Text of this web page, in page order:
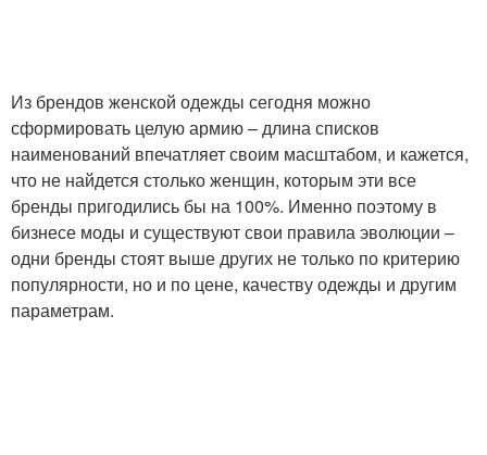
Из брендов женской одежды сегодня можно
сформировать целую армию – длина списков
наименований впечатляет своим масштабом, и кажется,
что не найдется столько женщин, которым эти все
бренды пригодились бы на 100%. Именно поэтому в
бизнесе моды и существуют свои правила эволюции –
одни бренды стоят выше других не только по критерию
популярности, но и по цене, качеству одежды и другим
параметрам.